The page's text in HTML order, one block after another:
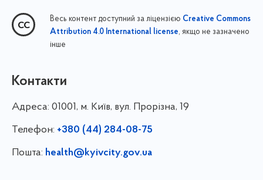
Весь контент доступний за ліцензією Creative Commons
Attribution 4.0 International license, якщо не зазначено
інше
Контакти
Адреса: 01001, м. Київ, вул. Прорізна, 19
Телефон: +380 (44) 284-08-75
Пошта: health@kyivcity.gov.ua